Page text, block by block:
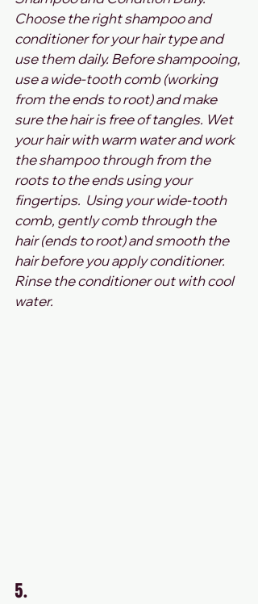
Choose the right shampoo and
conditioner for your hair type and
use them daily. Before shampooing,
use a wide-tooth comb (working
from the ends to root) and make
sure the hair is free of tangles. Wet
your hair with warm water and work
the shampoo through from the
roots to the ends using your
fingertips.  Using your wide-tooth
comb, gently comb through the
hair (ends to root) and smooth the
hair before you apply conditioner.
Rinse the conditioner out with cool
water.
5.